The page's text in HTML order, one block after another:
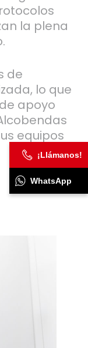
la plena
de
lo que
apoyo
equipos
¡Llámanos!
WhatsApp